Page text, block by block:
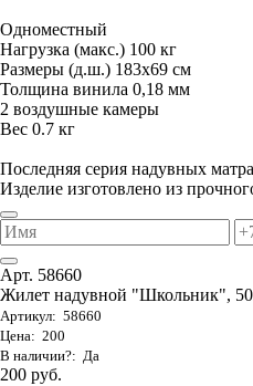
Одноместный
Нагрузка (макс.) 100 кг
Размеры (д.ш.) 183х69 см
Толщина винила 0,18 мм
2 воздушные камеры
Вес 0.7 кг
Последняя серия надувных
Изделие изготовлено из
Арт. 58660
Жилет надувной "Школьник",
Артикул: 58660
Цена: 200
В наличии?: Да
200 руб.